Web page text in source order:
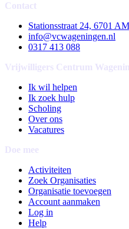
Contact
Stationsstraat 24, 6701
info@vcwageningen.nl
0317 413 088
Vrijwilligers Centrum
Ik wil helpen
Ik zoek hulp
Scholing
Over ons
Vacatures
Doe mee
Activiteiten
Zoek Organisaties
Organisatie toevoegen
Account aanmaken
Log in
Help